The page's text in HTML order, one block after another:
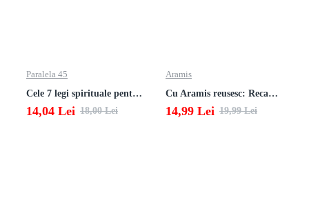
Paralela 45
Cele 7 legi spirituale pentru parinti
14,04 Lei 18,00 Lei
Aramis
Cu Aramis reusesc: Recapitulare si evaluare - Clasa a 3-a (Matematica si Stiinte ale naturii)
14,99 Lei 19,99 Lei